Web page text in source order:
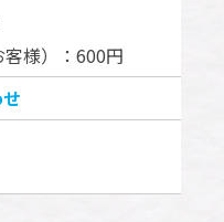
様）：600円